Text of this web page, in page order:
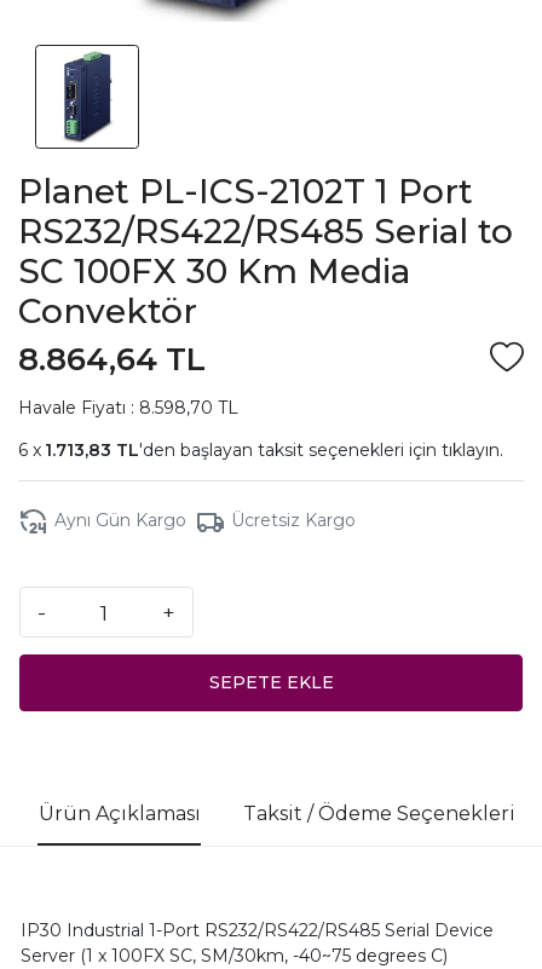
Planet PL-ICS-2102T 1 Port
RS232/RS422/RS485 Serial to
SC 100FX 30 Km Media
Convektör
8.864,64 TL
Havale Fiyatı : 8.598,70 TL
1.713,83 TL'den başlayan taksit seçenekleri için tıklayın.
Aynı Gün Kargo Ücretsiz Kargo
- +
SEPETE EKLE
Ürün Açıklaması Taksit / Ödeme Seçenekleri
IP30 Industrial 1-Port RS232/RS422/RS485 Serial Device
Server (1 x 100FX SC, SM/30km, -40~75 degrees C)